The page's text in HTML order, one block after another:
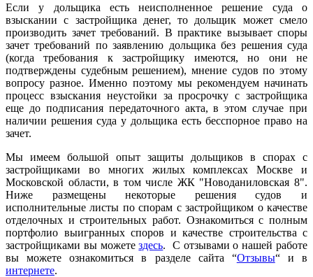
Если у дольщика есть неисполненное решение суда о
взыскании с застройщика денег, то дольщик может смело
производить зачет требований. В практике вызывает споры
зачет требований по заявлению дольщика без решения суда
(когда требования к застройщику имеются, но они не
подтверждены судебным решением), мнение судов по этому
вопросу разное. Именно поэтому мы рекомендуем начинать
процесс взыскания неустойки за просрочку с застройщика
еще до подписания передаточного акта, в этом случае при
наличии решения суда у дольщика есть бесспорное право на
зачет.
Мы имеем большой опыт защиты дольщиков в спорах с
застройщиками во многих жилых комплексах Москве и
Московской области, в том числе ЖК "Новоданиловская 8".
Ниже размещены некоторые решения судов и
исполнительные листы по спорам с застройщиком о качестве
отделочных и строительных работ. Ознакомиться с полным
портфолио выигранных споров и качестве строительства с
застройщиками вы можетездесь. С отзывами о нашей работе
вы можете ознакомиться в разделе сайта “Отзывы“ и в
интернете.